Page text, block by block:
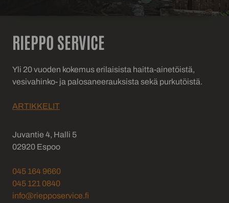
RIEPPO SERVICE
Yli 20 vuoden kokemus erilaisista haitta-ainetöistä,
vesivahinko- ja palosaneerauksista sekä purkutöistä.
ARTIKKELIT
Juvantie 4, Halli 5
02920 Espoo
045 164 9660
045 121 0840
info@riepposervice.fi